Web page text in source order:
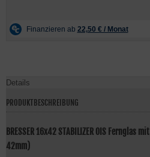
Details
PRODUKTBESCHREIBUNG
BRESSER 16x42 STABILIZER OIS
42mm)